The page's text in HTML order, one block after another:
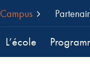
Campus
L’école